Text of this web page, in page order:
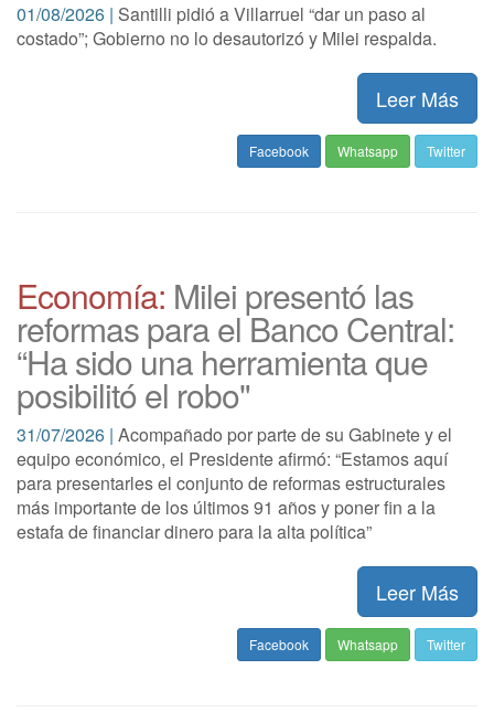
01/08/2026 | Santilli pidió a Villarruel “dar un paso al
costado”; Gobierno no lo desautorizó y Milei respalda.
Leer Más
Facebook Whatsapp Twitter
Economía: Milei presentó las
reformas para el Banco Central:
“Ha sido una herramienta que
posibilitó el robo"
31/07/2026 | Acompañado por parte de su Gabinete y el
equipo económico, el Presidente afirmó: “Estamos aquí
para presentarles el conjunto de reformas estructurales
más importante de los últimos 91 años y poner fin a la
estafa de financiar dinero para la alta política”
Leer Más
Facebook Whatsapp Twitter